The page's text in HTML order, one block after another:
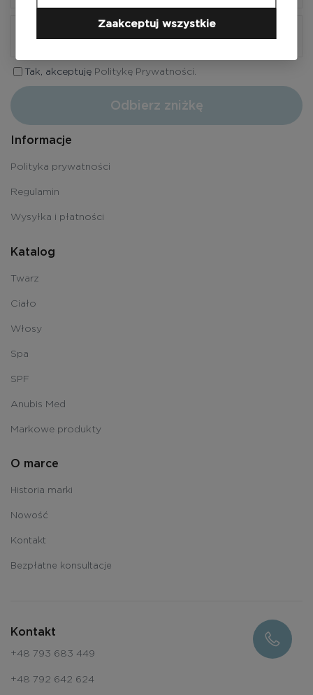
Tak, akceptuję Politykę Prywatności.
Odbierz zniżkę
Informacje
Polityka prywatności
Regulamin
Wysyłka i płatności
Katalog
Twarz
Ciało
Włosy
Spa
SPF
Anubis Med
Markowe produkty
O marce
Historia marki
Nowość
Kontakt
Bezpłatne konsultacje
Kontakt
+48 793 683 449
+48 792 642 624
Zaakceptuj wszystkie